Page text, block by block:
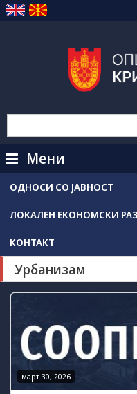
Прескокнете
Мени
ОДНОСИ СО ЈАВНОСТ
ЛОКАЛЕН ЕКОНОМСКИ
КОНТАКТ
Урбанизам
март 30, 2026